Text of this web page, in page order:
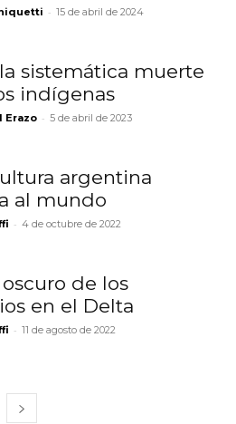
- 15 de abril de 2024
sistemática muerte
indígenas
Erazo - 5 de abril de 2023
argentina
al mundo
- 4 de octubre de 2022
de los
en el Delta
- 11 de agosto de 2022